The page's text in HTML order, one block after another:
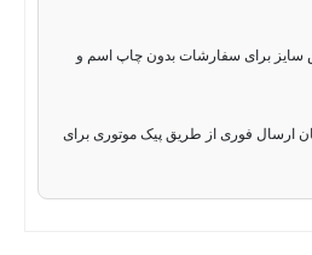
سایز برای سفارشات بدون چاپ اسم و
ارسال فوری از طریق پیک موتوری برای